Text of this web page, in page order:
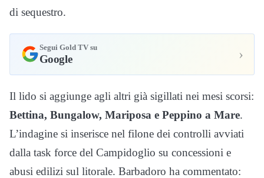
di sequestro.
Segui Gold TV su
Google ›
Il lido si aggiunge agli altri già sigillati nei mesi scorsi:
Bettina, Bungalow, Mariposa e Peppino a Mare.
L’indagine si inserisce nel filone dei controlli avviati
dalla task force del Campidoglio su concessioni e
abusi edilizi sul litorale. Barbadoro ha commentato: